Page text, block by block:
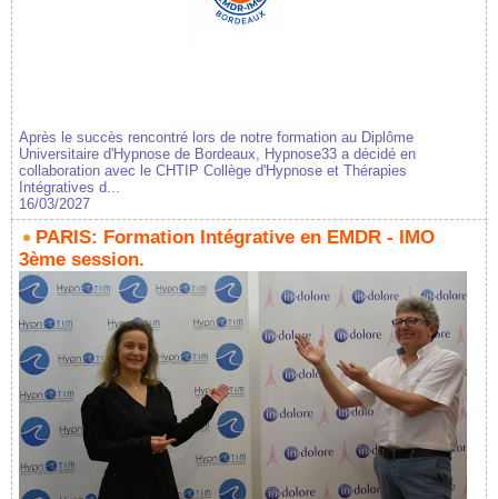
Après le succès rencontré lors de notre formation au Diplôme
Universitaire d'Hypnose de Bordeaux, Hypnose33 a décidé en
collaboration avec le CHTIP Collège d'Hypnose et Thérapies
Intégratives d...
16/03/2027
PARIS: Formation Intégrative en EMDR - IMO
3ème session.